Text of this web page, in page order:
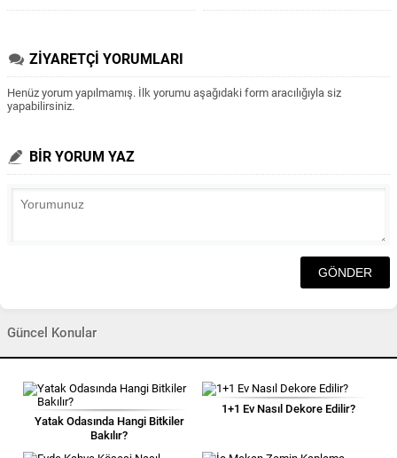
ZİYARETÇİ YORUMLARI
Henüz yorum yapılmamış. İlk yorumu aşağıdaki form aracılığıyla siz
yapabilirsiniz.
BİR YORUM YAZ
Güncel Konular
Yatak Odasında Hangi Bitkiler
Bakılır?
1+1 Ev Nasıl Dekore Edilir?